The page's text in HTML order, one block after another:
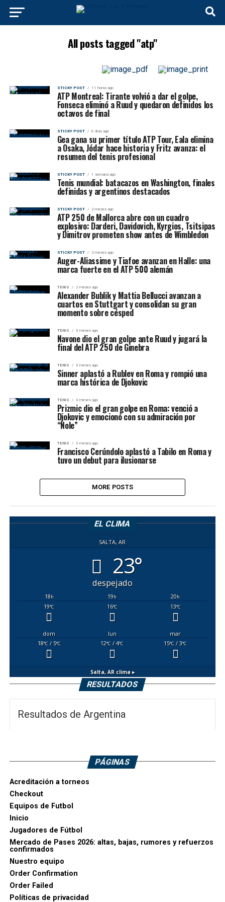
All posts tagged "atp"
STICKY POST 11 horas ago
ATP Montreal: Tirante volvió a dar el golpe,
Fonseca eliminó a Ruud y quedaron definidos los
octavos de final
STICKY POST 6 días ago
Gea gana su primer título ATP Tour, Eala elimina
a Osaka, Jódar hace historia y Fritz avanza: el
resumen del tenis profesional
STICKY POST 1 semana ago
Tenis mundial: batacazos en Washington, finales
definidas y argentinos destacados
STICKY POST 2 meses ago
ATP 250 de Mallorca abre con un cuadro
explosivo: Darderi, Davidovich, Kyrgios, Tsitsipas
y Dimitrov prometen show antes de Wimbledon
STICKY POST 2 meses ago
Auger-Aliassime y Tiafoe avanzan en Halle: una
marca fuerte en el ATP 500 alemán
TENIS 2 meses ago
Alexander Bublik y Mattia Bellucci avanzan a
cuartos en Stuttgart y consolidan su gran
momento sobre césped
TENIS 3 meses ago
Navone dio el gran golpe ante Ruud y jugará la
final del ATP 250 de Ginebra
TENIS 3 meses ago
Sinner aplastó a Rublev en Roma y rompió una
marca histórica de Djokovic
TENIS 3 meses ago
Prizmic dio el gran golpe en Roma: venció a
Djokovic y emocionó con su admiración por
“Nole”
TENIS 3 meses ago
Francisco Cerúndolo aplastó a Tabilo en Roma y
tuvo un debut para ilusionarse
MORE POSTS
EL CLIMA
SALTA, AR
23°
despejado
18h 19h 20h
19°C 16°C 13°C
dom lun
mar
18°C/ 5°C 12°C / 4°C 15°C / 3°C
Salta, ARclima ▸
RESULTADOS
Resultados de Argentina
PÁGINAS
Acreditación a torneos
Checkout
Equipos de Futbol
Inicio
Jugadores de Fútbol
Mercado de Pases 2026: altas, bajas, rumores y refuerzos
confirmados
Nuestro equipo
Order Confirmation
Order Failed
Políticas de privacidad